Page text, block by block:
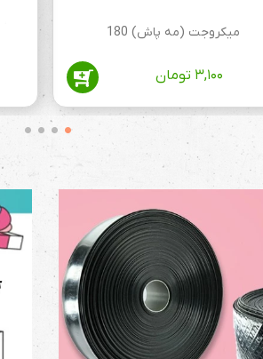
میکروجت (مه پاش) 180
۳,۱۰۰ تومان